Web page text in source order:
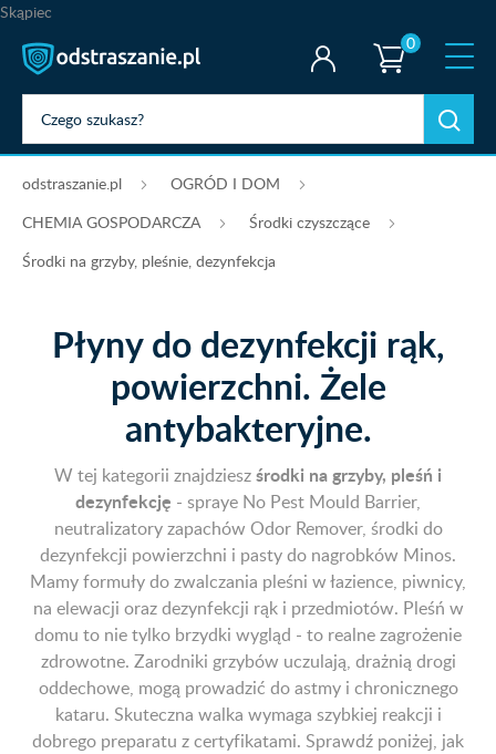
Skąpiec
0
odstraszanie.pl
OGRÓD I DOM
CHEMIA GOSPODARCZA
Środki czyszczące
Środki na grzyby, pleśnie, dezynfekcja
Płyny do dezynfekcji rąk,
powierzchni. Żele
antybakteryjne.
W tej kategorii znajdzieszśrodki na grzyby, pleśń i
dezynfekcję - spraye No Pest Mould Barrier,
neutralizatory zapachów Odor Remover, środki do
dezynfekcji powierzchni i pasty do nagrobków Minos.
Mamy formuły do zwalczania pleśni w łazience, piwnicy,
na elewacji oraz dezynfekcji rąk i przedmiotów. Pleśń w
domu to nie tylko brzydki wygląd - to realne zagrożenie
zdrowotne. Zarodniki grzybów uczulają, drażnią drogi
oddechowe, mogą prowadzić do astmy i chronicznego
kataru. Skuteczna walka wymaga szybkiej reakcji i
dobrego preparatu z certyfikatami. Sprawdź poniżej, jak